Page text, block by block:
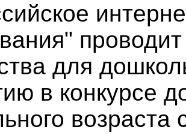
проводит
для
в конкурсе
возраста